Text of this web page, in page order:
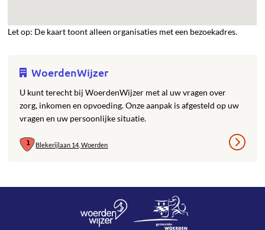
Let op: De kaart toont alleen organisaties met een bezoekadres.
WoerdenWijzer
U kunt terecht bij WoerdenWijzer met al uw vragen over
zorg, inkomen en opvoeding. Onze aanpak is afgesteld op uw
vragen en uw persoonlijke situatie.
Blekerijlaan 14, Woerden